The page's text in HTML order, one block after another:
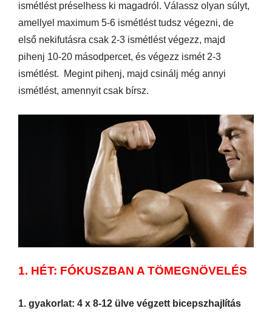
ismétlést préselhess ki magadról. Válassz olyan súlyt,
amellyel maximum 5-6 ismétlést tudsz végezni, de
első nekifutásra csak 2-3 ismétlést végezz, majd
pihenj 10-20 másodpercet, és végezz ismét 2-3
ismétlést. Megint pihenj, majd csinálj még annyi
ismétlést, amennyit csak bírsz.
1. HÉT: FÓKUSZBAN A TÖMEGNÖVELÉS
1. gyakorlat: 4 x 8-12 ülve végzett bicepszhajlítás